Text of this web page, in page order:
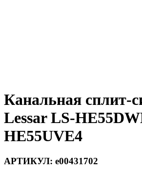
Канальная сплит-
Lessar LS-
HE55UVE4
АРТИКУЛ: e00431702